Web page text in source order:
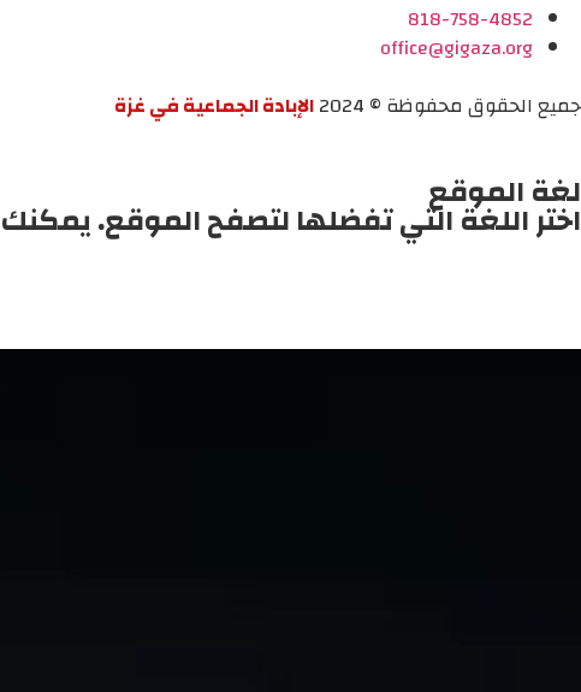
818-758-4852
office@gigaza.org
جميع الحقوق محفوظة © 2024
الإبادة الجماعية في غزة
لغة الموقع
اختر اللغة التي تفضلها لتصفح الموقع.